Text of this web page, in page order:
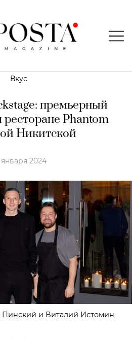
Вкус
премьерный
Phantom
Никитской
января 2024
и Виталий Истомин